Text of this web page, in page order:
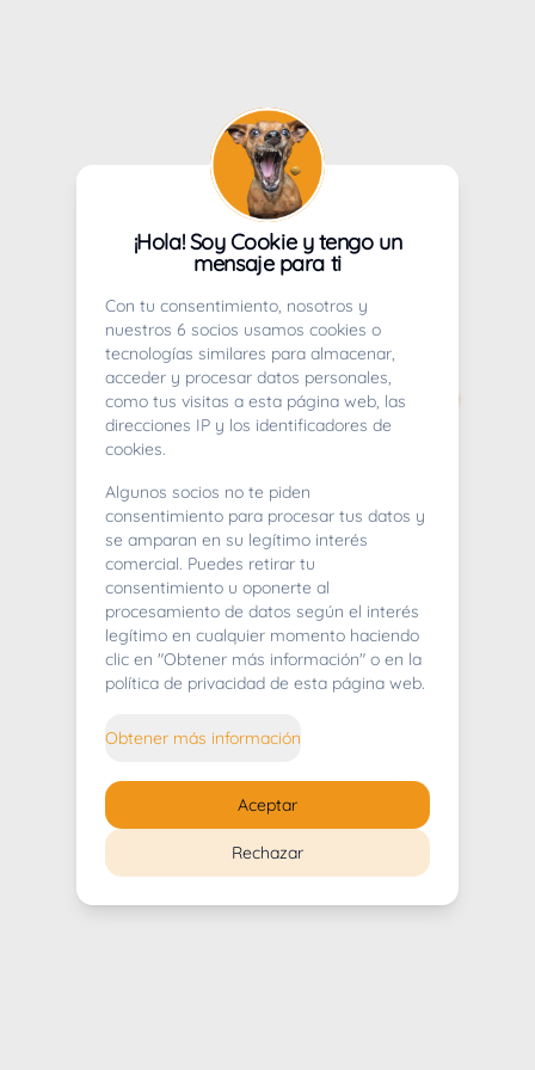
404
Whoops! Lo sentimos mucho.
¡Hola! Soy Cookie y tengo un
mensaje para ti
Con tu consentimiento, nosotros y
nuestros 6 socios usamos cookies o
tecnologías similares para almacenar,
acceder y procesar datos personales,
como tus visitas a esta página web, las
direcciones IP y los identificadores de
cookies.
Algunos socios no te piden
consentimiento para procesar tus datos y
se amparan en su legítimo interés
comercial. Puedes retirar tu
consentimiento u oponerte al
procesamiento de datos según el interés
legítimo en cualquier momento haciendo
clic en "Obtener más información" o en la
política de privacidad de esta página web.
Obtener más información
Rechazar
Aceptar